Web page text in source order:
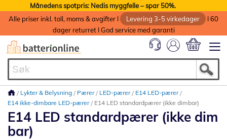
Månedens spotpris: Nedis myggfelle – spar 50%.
Alle priser inkl. toll, moms & avgifter I
Levering 3-5 virkedager
I 60
dager returret I God service med garanti
Lykter & Belysning Pærer LED-pærer
E14 LED-pærer
E14 ikke-dimbare LED-pærer
E14 LED standardpærer (ikke dimbar)
E14 LED standardpærer (ikke dim
bar)